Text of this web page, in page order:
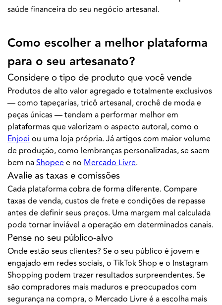
saúde financeira do seu negócio artesanal.
Como escolher a melhor plataforma
para o seu artesanato?
Considere o tipo de produto que você vende
Produtos de alto valor agregado e totalmente exclusivos
— como tapeçarias, tricô artesanal, crochê de moda e
peças únicas — tendem a performar melhor em
plataformas que valorizam o aspecto autoral, como o
Enjoei ou uma loja própria. Já artigos com maior volume
de produção, como lembranças personalizadas, se saem
bem naShopee e no Mercado Livre.
Avalie as taxas e comissões
Cada plataforma cobra de forma diferente. Compare
taxas de venda, custos de frete e condições de repasse
antes de definir seus preços. Uma margem mal calculada
pode tornar inviável a operação em determinados canais.
Pense no seu público-alvo
Onde estão seus clientes? Se o seu público é jovem e
engajado em redes sociais, o TikTok Shop e o Instagram
Shopping podem trazer resultados surpreendentes. Se
são compradores mais maduros e preocupados com
segurança na compra, o Mercado Livre é a escolha mais